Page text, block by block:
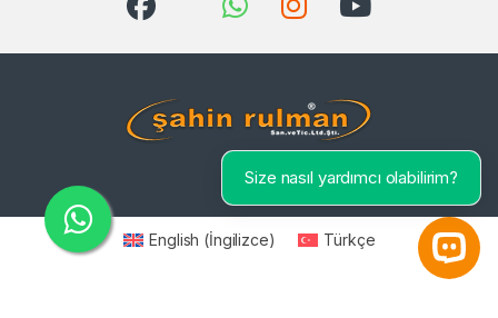
English (İngilizce)
Türkçe
Open
Size nasıl yardımcı olabilirim?